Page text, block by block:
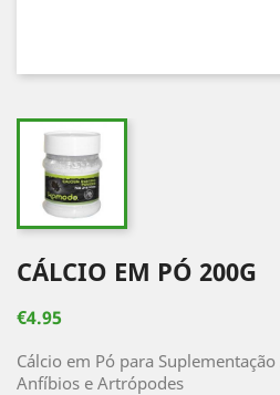
CÁLCIO EM PÓ 200G
€4.95
Cálcio em Pó para
Anfíbios e Artrópodes